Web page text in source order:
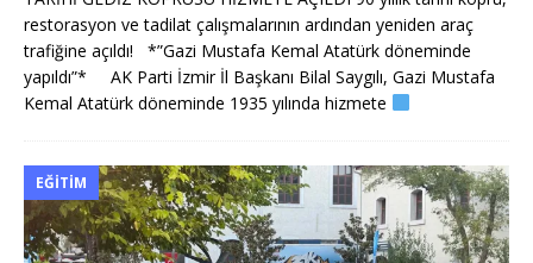
restorasyon ve tadilat çalışmalarının ardından yeniden araç
trafiğine açıldı! *”Gazi Mustafa Kemal Atatürk döneminde
yapıldı”* AK Parti İzmir İl Başkanı Bilal Saygılı, Gazi Mustafa
Kemal Atatürk döneminde 1935 yılında hizmete
EĞITIM